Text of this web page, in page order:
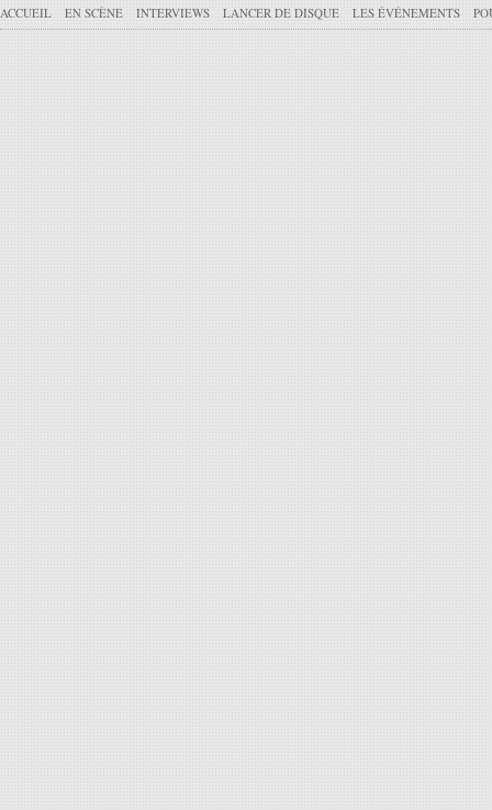
ACCUEIL EN SCÈNE INTERVIEWS LANCER DE DISQUE LES ÉVÉNEMENTS